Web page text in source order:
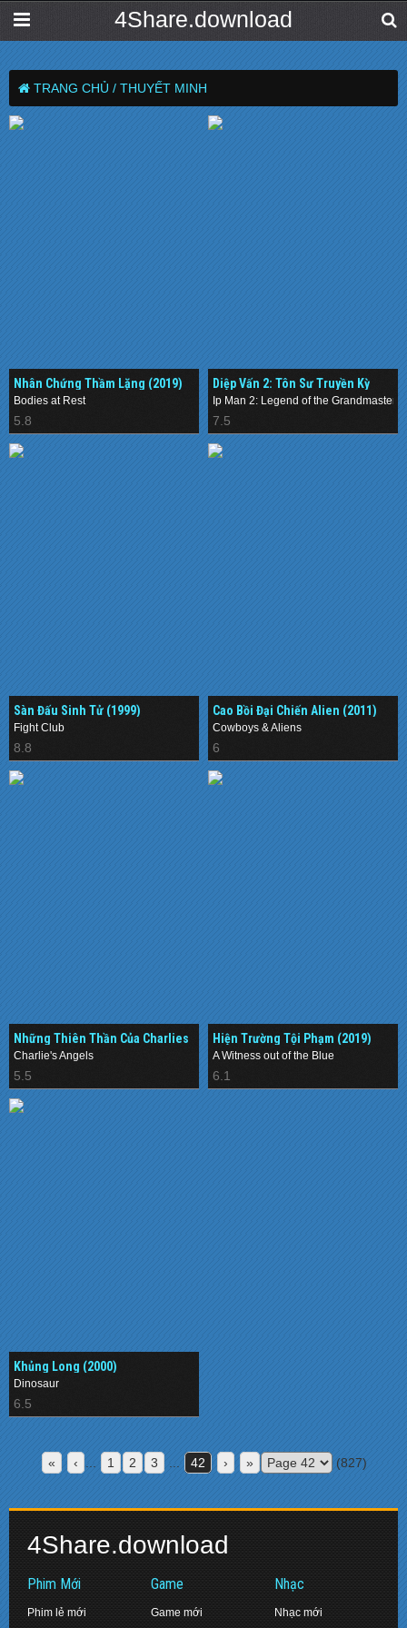
4Share.download
TRANG CHỦ / THUYẾT MINH
Nhân Chứng Thầm Lặng (2019)
Bodies at Rest
5.8
Diệp Vấn 2: Tôn Sư Truyền Kỳ
(2010)
Ip Man 2: Legend of the Grandmaster
7.5
Sàn Đấu Sinh Tử (1999)
Fight Club
8.8
Cao Bồi Đại Chiến Alien (2011)
Cowboys & Aliens
6
Những Thiên Thần Của Charlies
(2000)
Charlie's Angels
5.5
Hiện Trường Tội Phạm (2019)
A Witness out of the Blue
6.1
Khủng Long (2000)
Dinosaur
6.5
« ‹ 1 2 3 42 › » (827)
4Share.download
Phim Mới
Phim lẻ mới
Game
Game mới
Nhạc
Nhạc mới